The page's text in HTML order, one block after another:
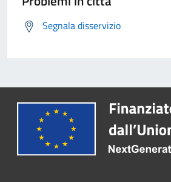
Segnala disservizio